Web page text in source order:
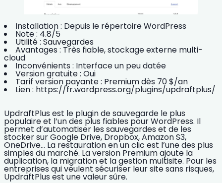
Installation : Depuis le répertoire WordPress
Note : 4.8/5
Utilité : Sauvegardes
Avantages : Très fiable, stockage externe multi-
cloud
Inconvénients : Interface un peu datée
Version gratuite : Oui
Tarif version payante : Premium dès 70 $/an
Lien : https://fr.wordpress.org/plugins/updraftplus/
UpdraftPlus est le plugin de sauvegarde le plus
populaire et l’un des plus fiables pour WordPress. Il
permet d’automatiser les sauvegardes et de les
stocker sur Google Drive, Dropbox, Amazon S3,
OneDrive… La restauration en un clic est l’une des plus
simples du marché. La version Premium ajoute la
duplication, la migration et la gestion multisite. Pour les
entreprises qui veulent sécuriser leur site sans risques,
UpdraftPlus est une valeur sûre.